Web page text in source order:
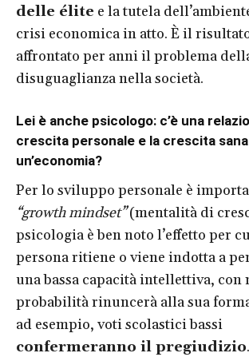
delle élite e la tutela
crisi economica in atto. È il
affrontato per anni il problema
disuguaglianza nella società.
Lei è anche psicologo: c’è una
crescita personale e la crescita
un’economia?
Per lo sviluppo personale è
“growth mindset”(mentalità di
psicologia è ben noto l’effetto per
persona ritiene o viene indotta a
una bassa capacità intellettiva, con
probabilità rinuncerà alla sua
ad esempio, voti scolastici bassi
confermeranno il pregiudizio.